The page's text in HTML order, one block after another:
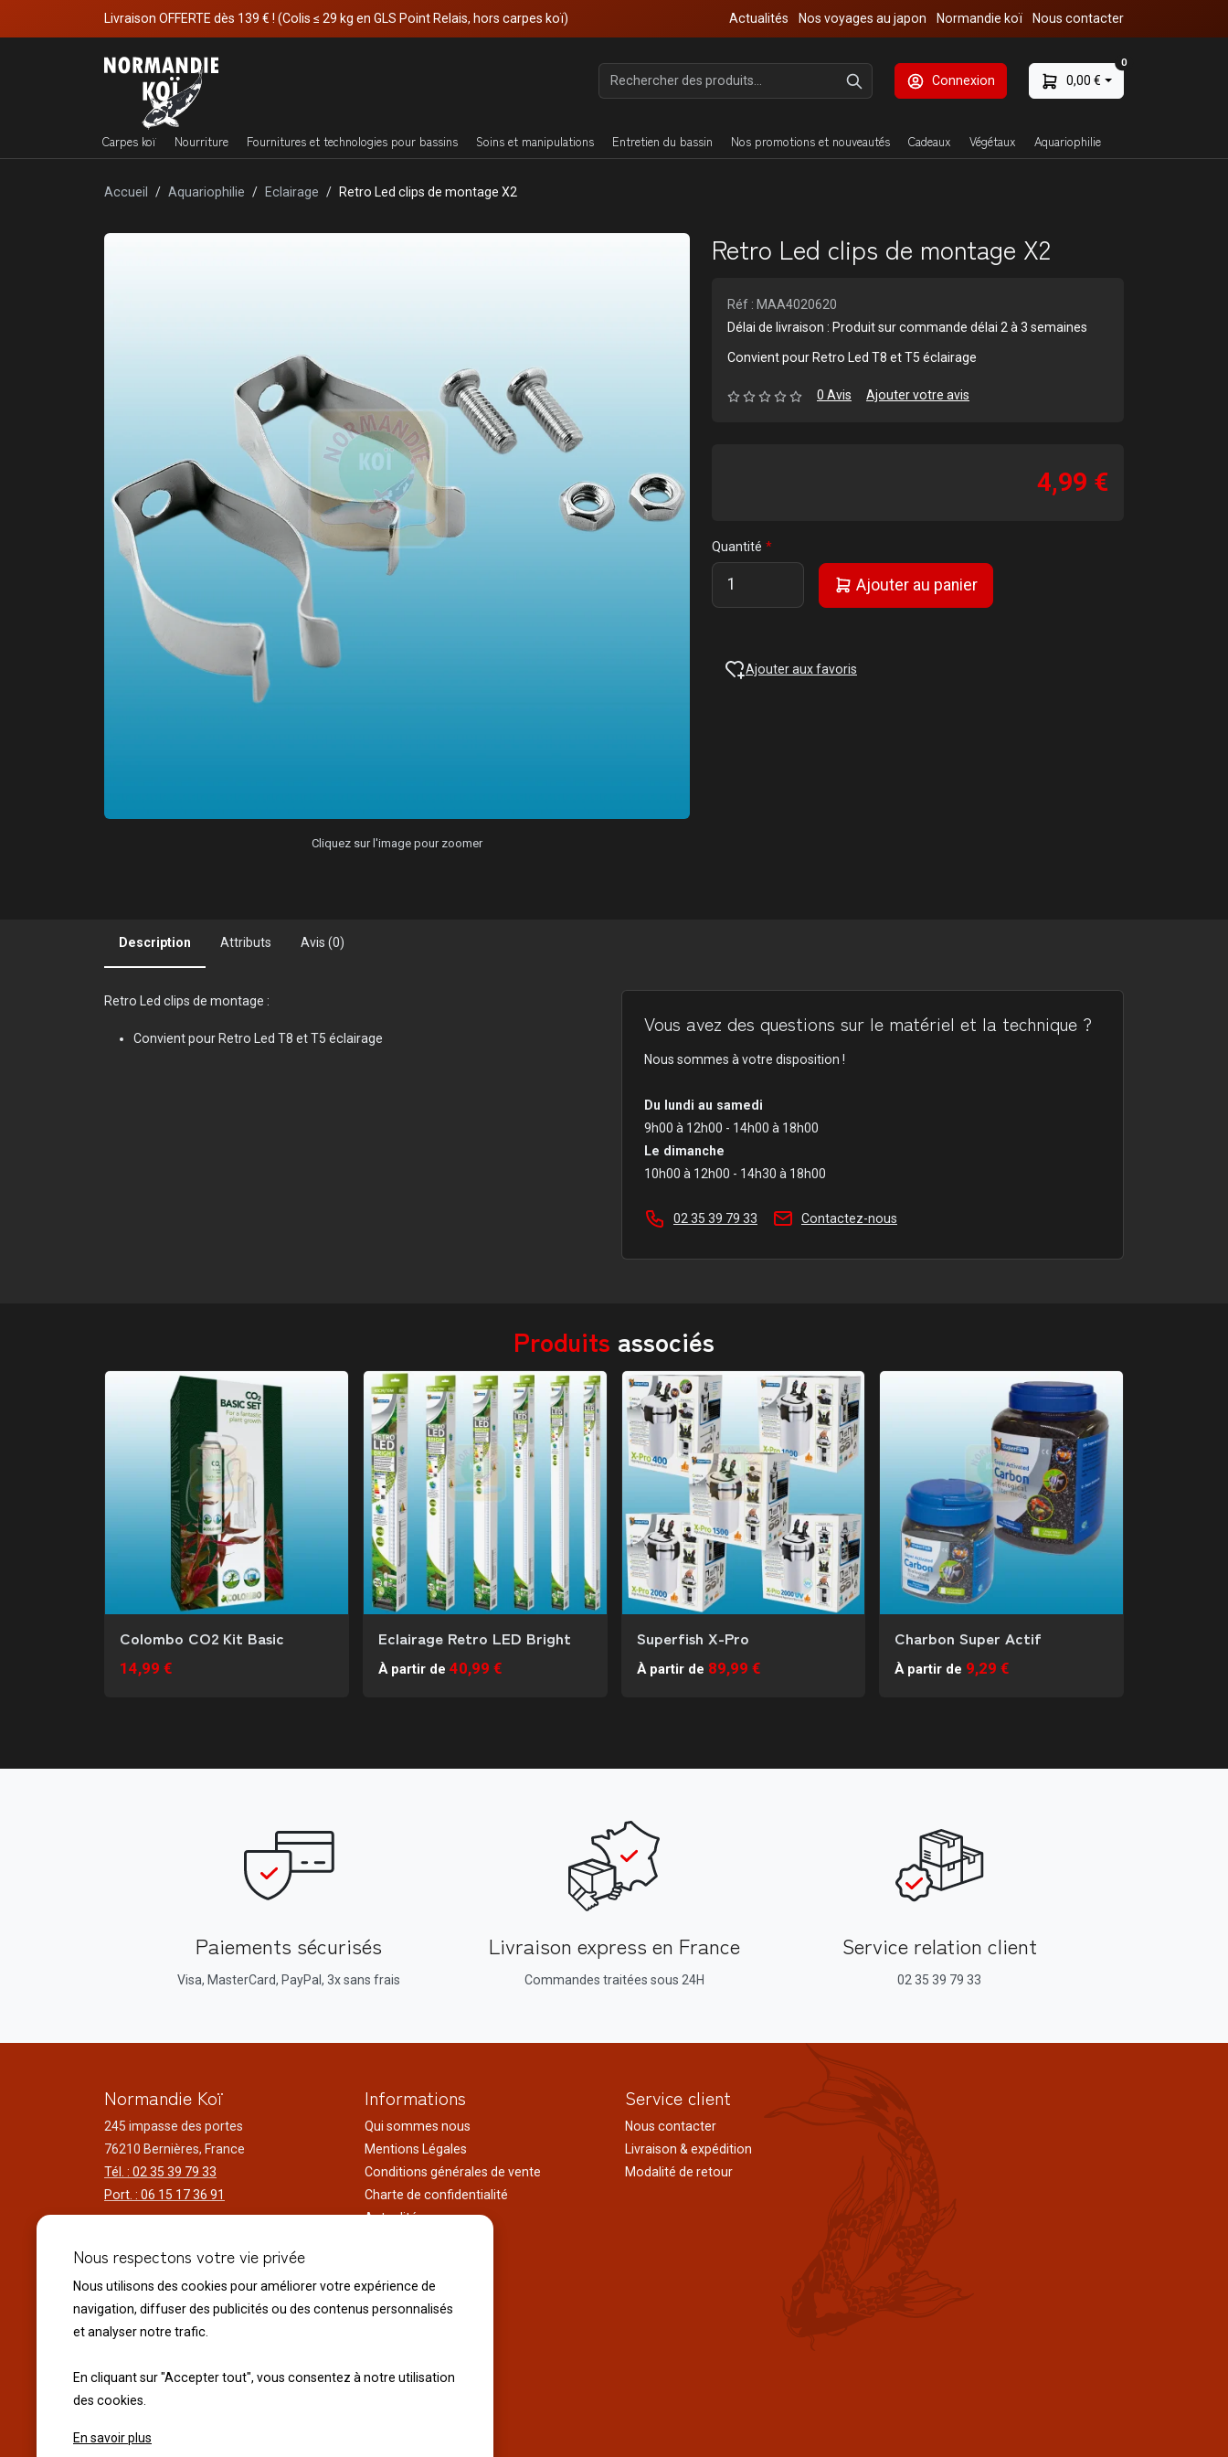
Livraison OFFERTE dès 139 € ! (Colis ≤ 29 kg en GLS Point Relais, hors carpes koï) Actualités Nos voyages au japon Normandie koï Nous contacter
Connexion 0,00 €
0
Carpes koï Nourriture Fournitures et technologies pour bassins Soins et manipulations Entretien du bassin Nos promotions et nouveautés Cadeaux Végétaux Aquariophilie
Accueil Aquariophilie Eclairage Retro Led clips de montage X2
Cliquez sur l'image pour zoomer
Retro Led clips de montage X2
Réf : MAA4020620
Délai de livraison : Produit sur commande délai 2 à 3 semaines
Convient pour Retro Led T8 et T5 éclairage
0 Avis Ajouter votre avis
4,99 €
Quantité
Ajouter au panier
Ajouter aux favoris
Description Attributs Avis (0)
Retro Led clips de montage :
Convient pour Retro Led T8 et T5 éclairage
Vous avez des questions sur le matériel et la technique ?
Nous sommes à votre disposition !
Du lundi au samedi
9h00 à 12h00 - 14h00 à 18h00
Le dimanche
10h00 à 12h00 - 14h30 à 18h00
02 35 39 79 33 Contactez-nous
Produits associés
Colombo CO2 Kit Basic
14,99 €
Eclairage Retro LED Bright
À partir de 40,99 €
Superfish X-Pro
À partir de 89,99 €
Charbon Super Actif
À partir de 9,29 €
Paiements sécurisés
Visa, MasterCard, PayPal, 3x sans frais
Livraison express en France
Commandes traitées sous 24H
Service relation client
02 35 39 79 33
Normandie Koï
245 impasse des portes
76210 Bernières, France
Tél. : 02 35 39 79 33
Port. : 06 15 17 36 91
Du lundi au samedi
9h00 à 12h00 - 14h00 à 18h30
Le dimanche
10h00 à 12h00 - 14h30 à 18h30
Le 14 juillet Fête Nationale
Le 15 Août Assomption
Informations
Qui sommes nous
Mentions Légales
Conditions générales de vente
Charte de confidentialité
Actualités
Liens utiles
Service client
Nous contacter
Livraison & expédition
Modalité de retour
Nous respectons votre vie privée
Nous utilisons des cookies pour améliorer votre expérience de
navigation, diffuser des publicités ou des contenus personnalisés
et analyser notre trafic.
En cliquant sur "Accepter tout", vous consentez à notre utilisation
des cookies.
En savoir plus